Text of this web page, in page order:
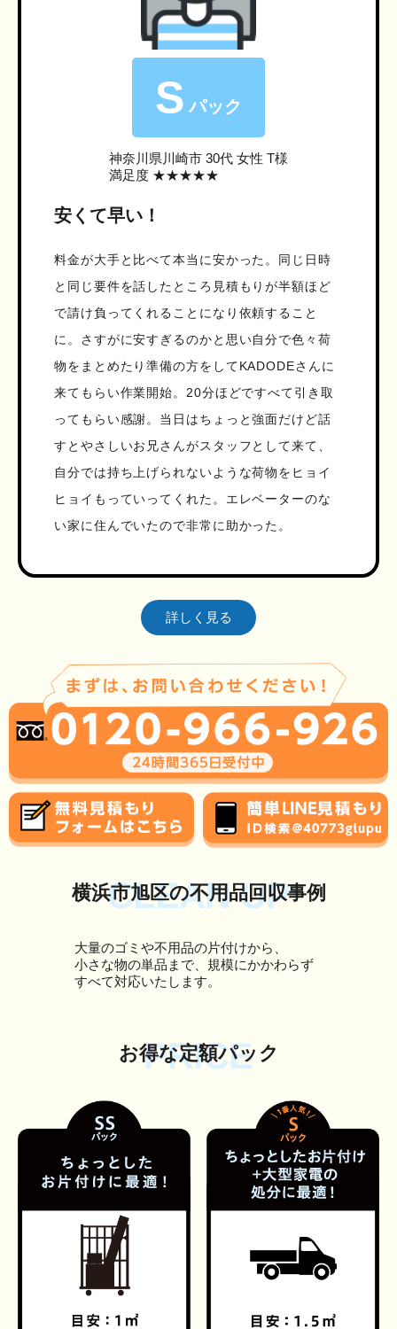
S パック
神奈川県川崎市 30代 女性 T様
満足度 ★★★★★
安くて早い！
料金が大手と比べて本当に安かった。同じ日時
と同じ要件を話したところ見積もりが半額ほど
で請け負ってくれることになり依頼すること
に。さすがに安すぎるのかと思い自分で色々荷
物をまとめたり準備の方をしてKADODEさんに
来てもらい作業開始。20分ほどですべて引き取
ってもらい感謝。当日はちょっと強面だけど話
すとやさしいお兄さんがスタッフとして来て、
自分では持ち上げられないような荷物をヒョイ
ヒョイもっていってくれた。エレベーターのな
い家に住んでいたので非常に助かった。
詳しく見る
CLEAN UP
横浜市旭区の不用品回収事例
大量のゴミや不用品の片付けから、
小さな物の単品まで、規模にかかわらず
すべて対応いたします。
PRICE
お得な定額パック